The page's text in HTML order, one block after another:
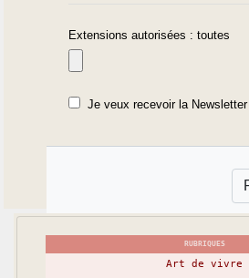
Extensions autorisées : toutes
Je veux recevoir la Newsletter
RUBRIQUES
Art de vivre